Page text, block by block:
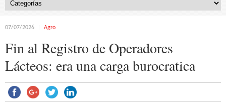
07/07/2026 Agro
Fin al Registro de Operadores
Lácteos: era una carga burocratica